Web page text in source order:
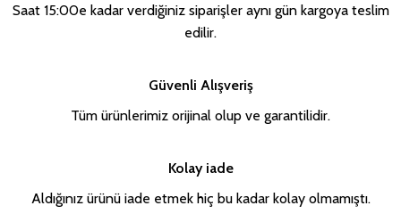
Saat 15:00e kadar verdiğiniz siparişler aynı gün kargoya teslim
edilir.
Güvenli Alışveriş
Tüm ürünlerimiz orijinal olup ve garantilidir.
Kolay iade
Aldığınız ürünü iade etmek hiç bu kadar kolay olmamıştı.